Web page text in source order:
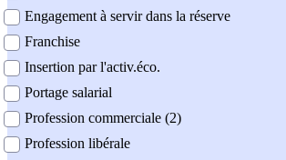
Engagement à servir dans la réserve
Franchise
Insertion par l'activ.éco.
Portage salarial
Profession commerciale (2)
Profession libérale